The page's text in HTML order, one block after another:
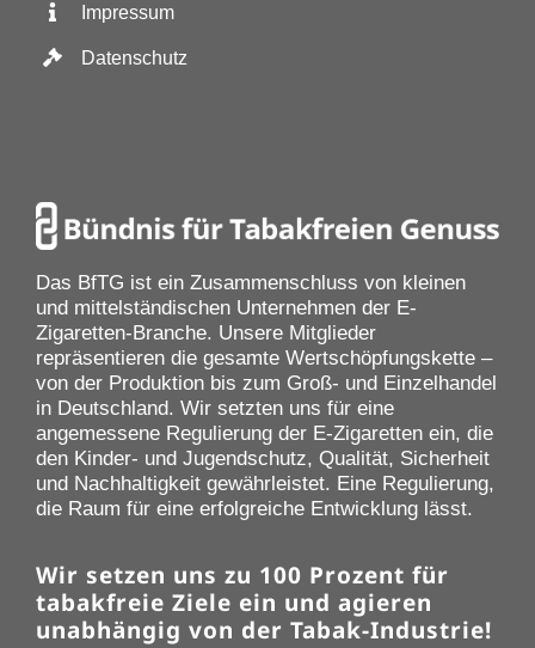
Impressum
Datenschutz
Das BfTG ist ein Zusammenschluss von kleinen
und mittelständischen Unternehmen der E-
Zigaretten-Branche. Unsere Mitglieder
repräsentieren die gesamte Wertschöpfungskette –
von der Produktion bis zum Groß- und Einzelhandel
in Deutschland. Wir setzten uns für eine
angemessene Regulierung der E-Zigaretten ein, die
den Kinder- und Jugendschutz, Qualität, Sicherheit
und Nachhaltigkeit gewährleistet. Eine Regulierung,
die Raum für eine erfolgreiche Entwicklung lässt.
Wir setzen uns zu 100 Prozent für
tabakfreie Ziele ein und agieren
unabhängig von der Tabak-Industrie!